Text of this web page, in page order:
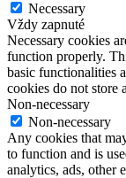
Necessary
Vždy zapnuté
Necessary cookies
function properly.
basic functionalities
cookies do not store
Non-necessary
Non-necessary
Any cookies that
to function and is
analytics, ads, other